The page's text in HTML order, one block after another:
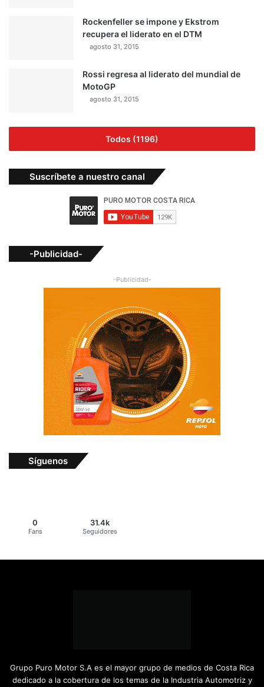
Rockenfeller se impone y Ekstrom
recupera el liderato en el DTM
agosto 31, 2015
Rossi regresa al liderato del mundial de
MotoGP
agosto 31, 2015
Todos (1196)
Suscríbete a nuestro canal
-Publicidad-
-Publicidad-
Síguenos
0
Fans
31.4k
Seguidores
Grupo Puro Motor S.A es el mayor grupo de medios de Costa Rica
dedicado a la cobertura de los temas de la Industria Automotriz y